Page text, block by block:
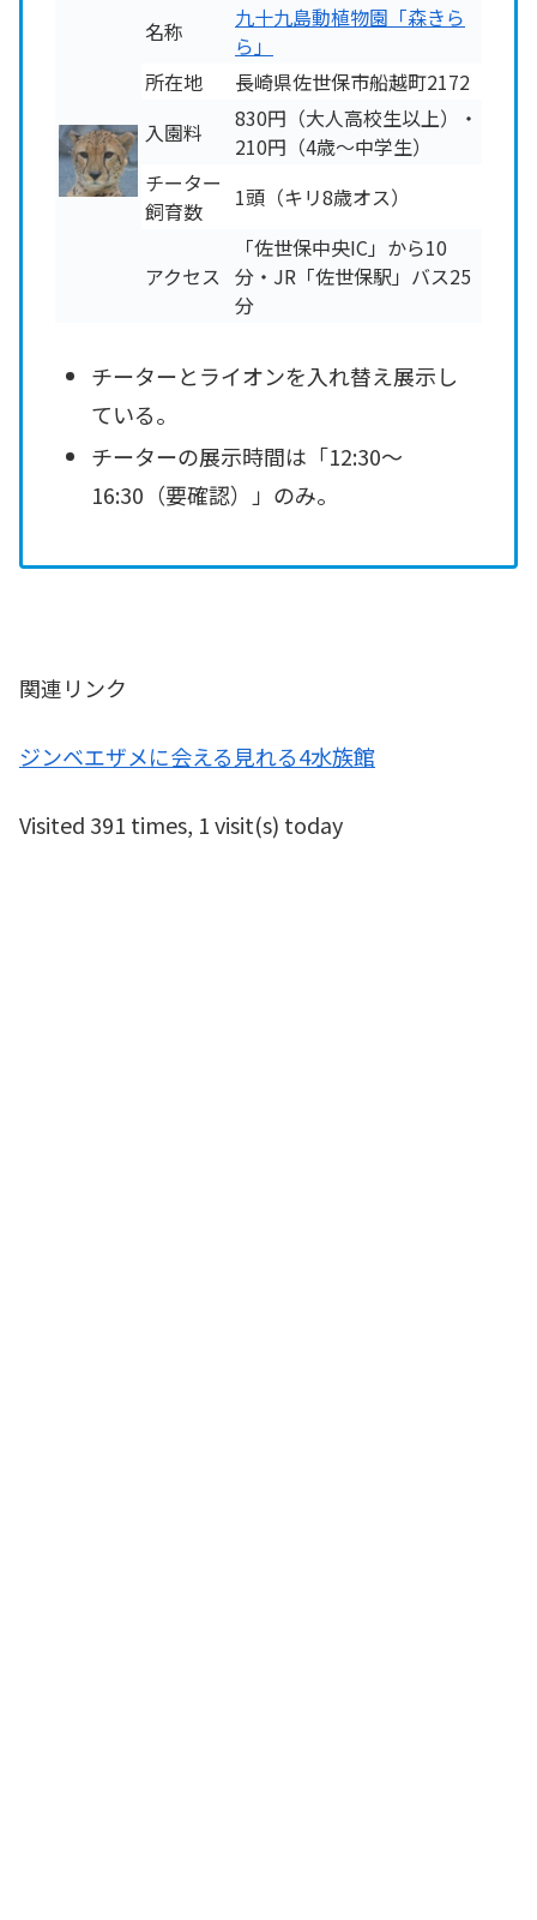
名称
九十九島動植物園「森きら
ら」
所在地
長崎県佐世保市船越町2172
入園料
830円（大人高校生以上）・
210円（4歳～中学生）
チーター
飼育数
1頭（キリ8歳オス）
アクセス
「佐世保中央IC」から10
分・JR「佐世保駅」バス25
分
チーターとライオンを入れ替え展示し
ている。
チーターの展示時間は「12:30～
16:30（要確認）」のみ。
関連リンク
ジンベエザメに会える見れる4水族館
Visited 391 times, 1 visit(s) today